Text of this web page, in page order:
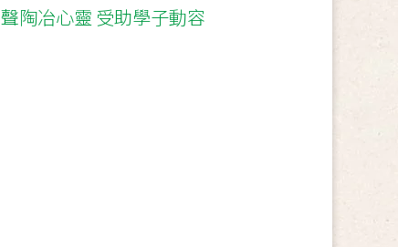
陶冶心靈 受助學子動容